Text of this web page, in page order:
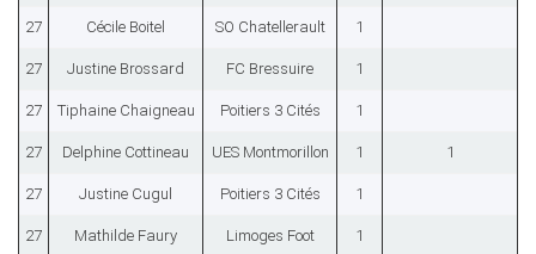
27 Cécile Boitel SO Chatellerault 1
27 Justine Brossard FC Bressuire 1
27 Tiphaine Chaigneau Poitiers 3 Cités 1
27 Delphine Cottineau UES Montmorillon 1 1
27 Justine Cugul Poitiers 3 Cités 1
27 Mathilde Faury Limoges Foot 1